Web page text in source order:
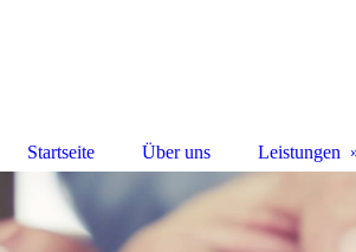
Startseite Über uns Leistungen